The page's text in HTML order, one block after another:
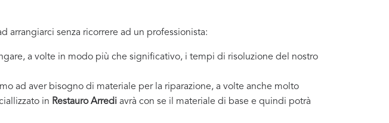
arrangiarci senza ricorrere ad un professionista:
a volte in modo più che significativo, i tempi di risoluzione del nostro
ad aver bisogno di materiale per la riparazione, a volte anche molto
in Restauro Arredi avrà con se il materiale di base e quindi potrà